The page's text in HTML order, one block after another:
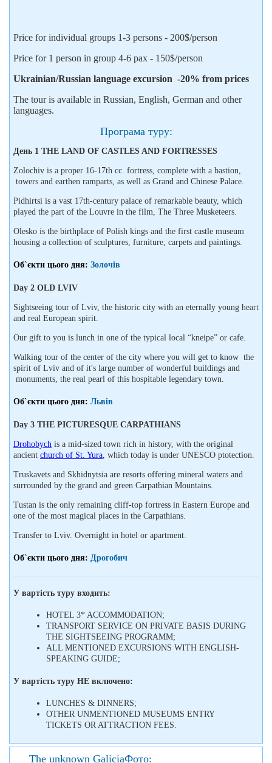
Price for individual groups 1-3 persons - 200$/person
Price for 1 person in group 4-6 pax - 150$/person
Ukrainian/Russian language excursion -20% from prices
The tour is available in Russian, English, German and other
languages.
Програма туру:
День 1 THE LAND OF CASTLES AND FORTRESSES
Zolochiv is a proper 16-17th cc. fortress, complete with a bastion,
towers and earthen ramparts, as well as Grand and Chinese Palace.
Pidhirtsi is a vast 17th-century palace of remarkable beauty, which
played the part of the Louvre in the film, The Three Musketeers.
Olesko is the birthplace of Polish kings and the first castle museum
housing a collection of sculptures, furniture, carpets and paintings.
Об`єкти цього дня: Золочів
Day 2 OLD LVIV
Sightseeing tour of Lviv, the historic city with an eternally young heart
and real European spirit.
Our gift to you is lunch in one of the typical local “kneipe” or cafe.
Walking tour of the center of the city where you will get to know the
spirit of Lviv and of it's large number of wonderful buildings and
monuments, the real pearl of this hospitable legendary town.
Об`єкти цього дня: Львів
Day 3 THE PICTURESQUE CARPATHIANS
Drohobych is a mid-sized town rich in history, with the original
ancient church of St. Yura, which today is under UNESCO ptotection.
Truskavets and Skhidnytsia are resorts offering mineral waters and
surrounded by the grand and green Carpathian Mountains.
Tustan is the only remaining cliff-top fortress in Eastern Europe and
one of the most magical places in the Carpathians.
Transfer to Lviv. Overnight in hotel or apartment.
Об`єкти цього дня: Дрогобич
У вартість туру входить:
HOTEL 3* ACCOMMODATION;
TRANSPORT SERVICE ON PRIVATE BASIS DURING
THE SIGHTSEEING PROGRAMM;
ALL MENTIONED EXCURSIONS WITH ENGLISH-
SPEAKING GUIDE;
У вартість туру НЕ включено:
LUNCHES & DINNERS;
OTHER UNMENTIONED MUSEUMS ENTRY
TICKETS OR ATTRACTION FEES.
The unknown GaliciaФото: